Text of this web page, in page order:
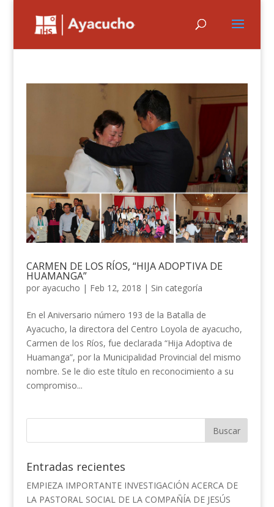
CARMEN DE LOS RÍOS, “HIJA ADOPTIVA DE
HUAMANGA”
por ayacucho | Feb 12, 2018 | Sin categoría
En el Aniversario número 193 de la Batalla de
Ayacucho, la directora del Centro Loyola de ayacucho,
Carmen de los Ríos, fue declarada “Hija Adoptiva de
Huamanga”, por la Municipalidad Provincial del mismo
nombre. Se le dio este título en reconocimiento a su
compromiso...
Entradas recientes
EMPIEZA IMPORTANTE INVESTIGACIÓN ACERCA DE
LA PASTORAL SOCIAL DE LA COMPAÑÍA DE JESÚS